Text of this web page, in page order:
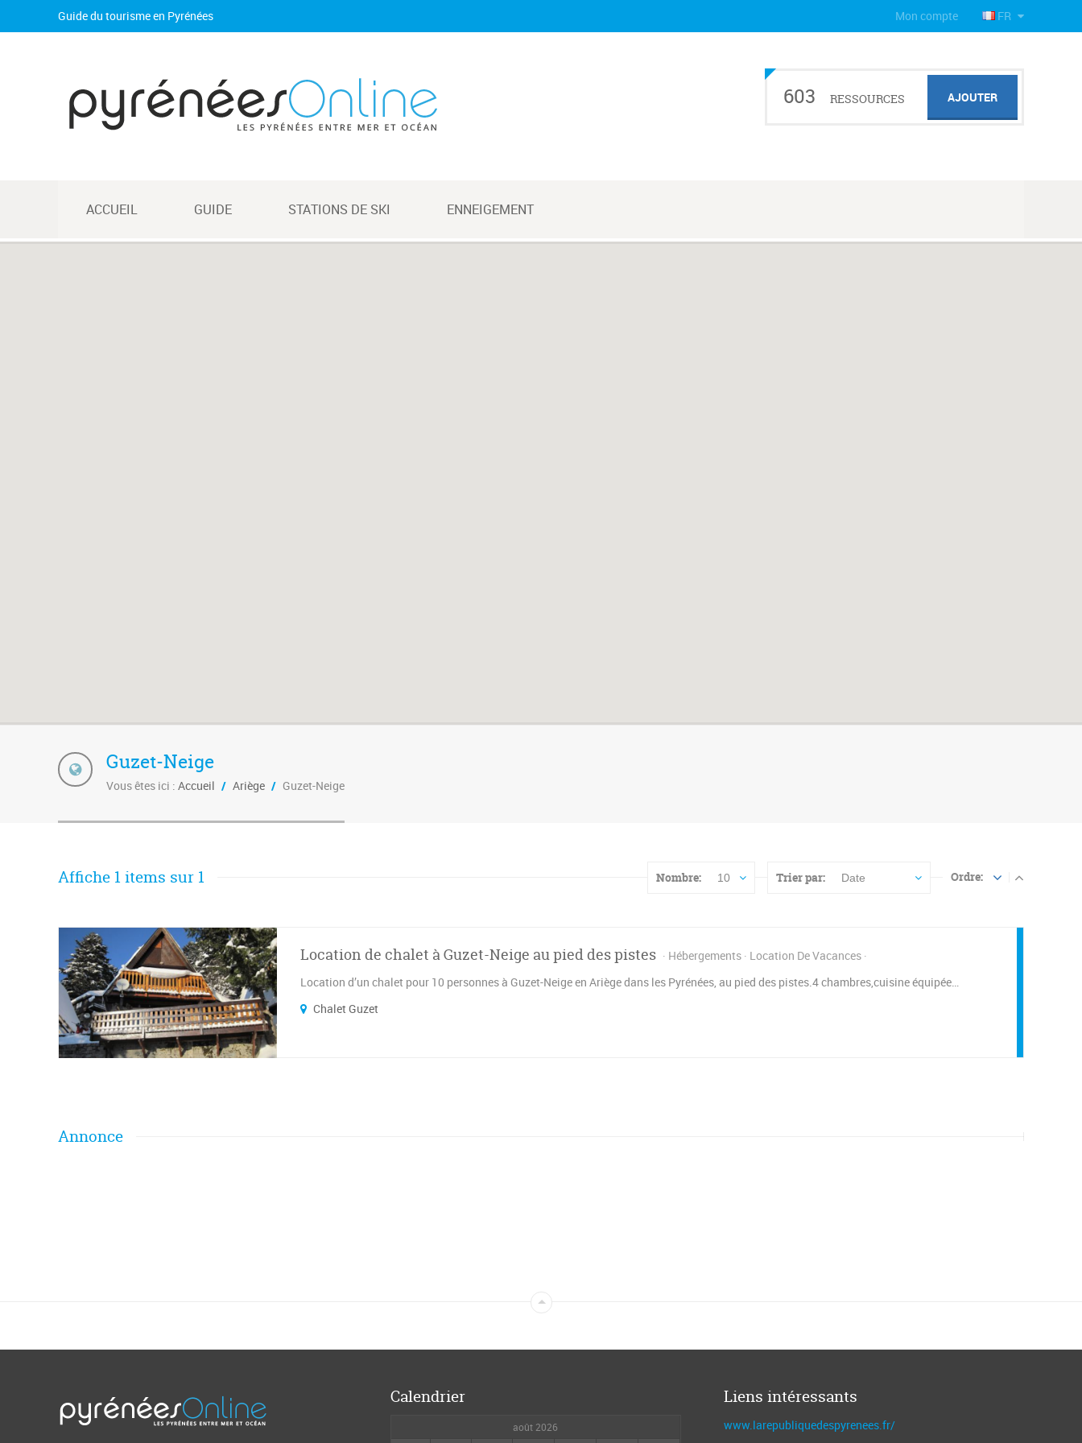
Guide du tourisme en Pyrénées FR
Mon compte
603 RESSOURCES AJOUTER
ACCUEIL GUIDE STATIONS DE SKI ENNEIGEMENT
Guzet-Neige
Vous êtes ici : Accueil / Ariège / Guzet-Neige
Affiche 1 items sur 1 Nombre: 10 Trier par: Date Ordre:
Location de chalet à Guzet-Neige au pied des pistes Hébergements Location De Vacances
Location d’un chalet pour 10 personnes à Guzet-Neige en Ariège dans les Pyrénées, au pied des pistes.4 chambres,cuisine équipée…
Chalet Guzet
Annonce
Calendrier
août 2026
Liens intéressants
www.larepubliquedespyrenees.fr/